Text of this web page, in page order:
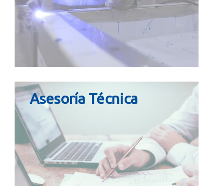
Asesoría Técnica